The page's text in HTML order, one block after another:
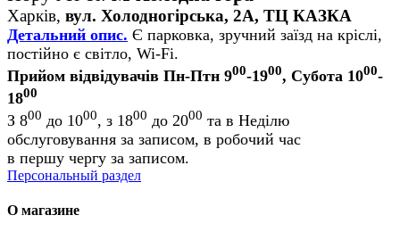
Харків, вул. Холодногірська, 2А, ТЦ КАЗКА
Детальний опис. Є парковка, зручний заїзд на кріслі,
постійно є світло, Wi-Fi.
Прийом відвідувачів Пн-Птн 900-1900, Субота 1000-
1800
З 800 до 1000, з 1800 до 2000 та в Неділю
обслуговування за записом, в робочий час
в першу чергу за записом.
Персональный раздел
О магазине